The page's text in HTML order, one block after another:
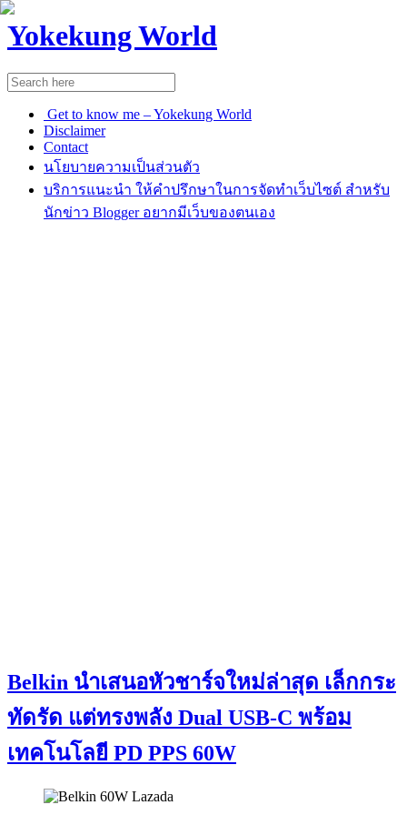
Yokekung World
Get to know me – Yokekung World
Disclaimer
Contact
นโยบายความเป็นส่วนตัว
บริการแนะนำ ให้คำปรึกษาในการจัดทำเว็บไซต์ สำหรับ
นักข่าว Blogger อยากมีเว็บของตนเอง
Belkin นำเสนอหัวชาร์จใหม่ล่าสุด เล็กกระ
ทัดรัด แต่ทรงพลัง Dual USB-C พร้อม
เทคโนโลยี PD PPS 60W